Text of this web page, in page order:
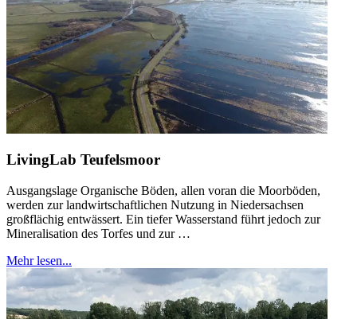
LivingLab Teufelsmoor
Ausgangslage Organische Böden, allen voran die Moorböden,
werden zur landwirtschaftlichen Nutzung in Niedersachsen
großflächig entwässert. Ein tiefer Wasserstand führt jedoch zur
Mineralisation des Torfes und zur …
Mehr lesen...